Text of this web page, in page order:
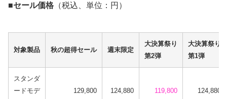
■セール価格 （税込、単位：円）
対象製品 秋の超得セール 週末限定
大決算祭り
第2弾
大決算祭り
第1弾
スタンダ
ードモデ
129,800 124,880 119,800 124,880